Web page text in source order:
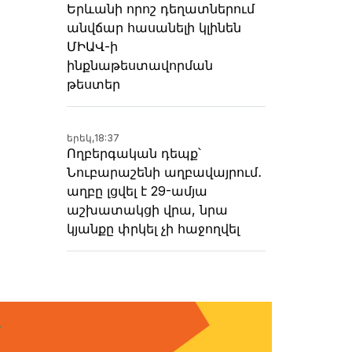
Երևանի որոշ դեղատներում
անվճար հասանելի կլինեն
ՄԻԱՎ-ի
ինքնաթեստավորման
թեստեր
երեկ,18:37
Ողբերգական դեպք՝
Նուբարաշենի աղբավայրում․
աղբը լցվել է 29-ամյա
աշխատակցի վրա, նրա
կյանքը փրկել չի հաջողվել